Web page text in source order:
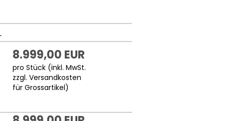
8.999,00 EUR
pro Stück (inkl. MwSt.
zzgl.Versandkosten
für Grossartikel)